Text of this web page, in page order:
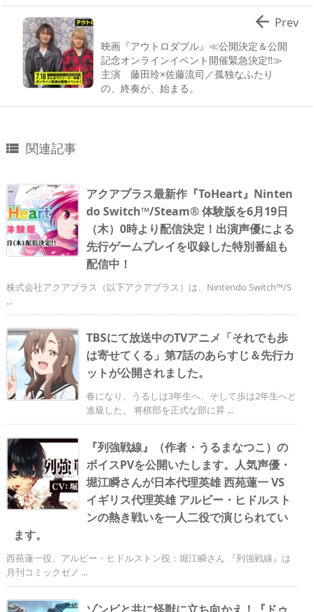
映画『アウトロダブル』≪公開決定＆公開
記念オンラインイベント開催緊急決定‼≫
主演 藤田玲×佐藤流司／孤独なふたり
の、終奏が、始まる。
 Prev
 関連記事
アクアプラス最新作『ToHeart』Ninten
do Switch™/Steam® 体験版を6月19日
（木）0時より配信決定！出演声優による
先行ゲームプレイを収録した特別番組も
配信中！
株式会社アクアプラス（以下アクアプラス）は、Nintendo Switch™/S
...
TBSにて放送中のTVアニメ「それでも歩
は寄せてくる」第7話のあらすじ＆先行カ
ットが公開されました。
春になり、うるしは3年生へ、そして歩は2年生へと
進級した。 将棋部を正式な部に昇 ...
『列強戦線』（作者・うるまなつこ）の
ボイスPVを公開いたします。人気声優・
堀江瞬さんが日本代理英雄 西苑蓮一 VS
イギリス代理英雄 アルビー・ヒドルスト
ンの熱き戦いを一人二役で演じられてい
ます。
西苑蓮一役、アルビー・ヒドルストン役：堀江瞬さん 『列強戦線』は
月刊コミックゼノ ...